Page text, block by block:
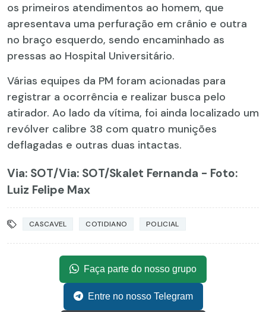
os primeiros atendimentos ao homem, que
apresentava uma perfuração em crânio e outra
no braço esquerdo, sendo encaminhado as
pressas ao Hospital Universitário.
Várias equipes da PM foram acionadas para
registrar a ocorrência e realizar busca pelo
atirador. Ao lado da vítima, foi ainda localizado um
revólver calibre 38 com quatro munições
deflagadas e outras duas intactas.
Via: SOT/Via: SOT/Skalet Fernanda - Foto:
Luiz Felipe Max
CASCAVEL COTIDIANO POLICIAL
Faça parte do nosso grupo
Entre no nosso Telegram